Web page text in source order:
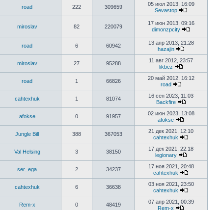
road 222 309659
05 июл 2013, 16:09
Sevastop
miroslav 82 220079
17 июн 2013, 09:16
dimonzpcity
road 6 60942
13 апр 2013, 21:28
hazajin
miroslav 27 95288
11 авг 2012, 23:57
likbez
road 1 66826
20 май 2012, 16:12
road
cahtexhuk 1 81074
16 сен 2023, 11:03
Backfire
afokse 0 91957
02 июн 2023, 13:08
afokse
Jungle Bill 388 367053
21 дек 2021, 12:10
cahtexhuk
Val Helsing 3 38150
17 дек 2021, 22:18
legionary
ser_ega 2 34237
17 ноя 2021, 20:48
cahtexhuk
cahtexhuk 6 36638
03 ноя 2021, 23:50
cahtexhuk
Rem-x 0 48419
07 апр 2021, 00:39
Rem-x